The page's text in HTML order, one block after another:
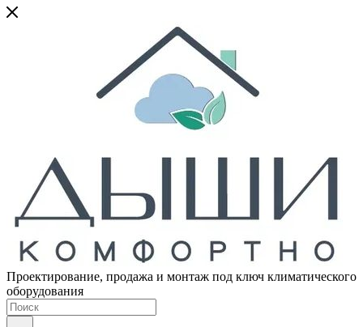
Проектирование, продажа и монтаж под ключ климатического
оборудования